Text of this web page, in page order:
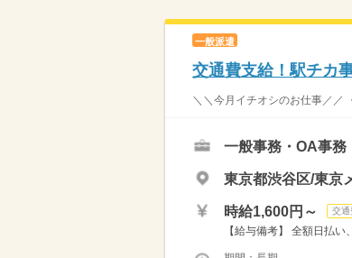
一般派遣
交通費支給！駅チカ
＼＼今月イチオシのお仕事／／
一般事務・OA事務
東京都渋谷区/東京
時給1,600円～ 交通
【給与備考】 全額日払